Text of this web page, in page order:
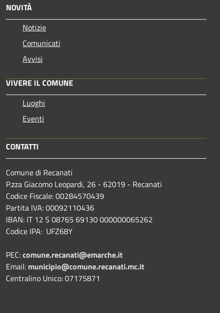
NOVITÀ
Notizie
Comunicati
Avvisi
VIVERE IL COMUNE
Luoghi
Eventi
CONTATTI
Comune di Recanati
P.zza Giacomo Leopardi, 26 - 62019 - Recanati
Codice Fiscale: 00284570439
Partita IVA: 00092110436
IBAN: IT 12 S 08765 69130 000000065262
Codice IPA: UFZ68Y
PEC:comune.recanati@emarche.it
Email: municipio@comune.recanati.mc.it
Centralino Unico: 07175871